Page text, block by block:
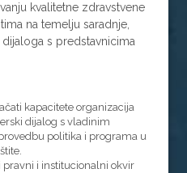
kvalitetne zdravstvene
na temelju saradnje,
s predstavnicima
kapacitete organizacija
dijalog s vladinim
politika i programa u
pravni i institucionalni okvir